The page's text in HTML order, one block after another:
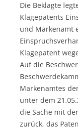
Die Beklagte
Klagepatents
und Markenamt
Klagepatent
Auf die
Markenamtes
unter dem
die Sache mit
zurück, das